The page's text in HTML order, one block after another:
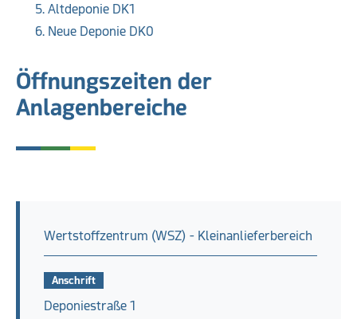
Altdeponie DK1
Neue Deponie DK0
Öffnungszeiten der
Anlagenbereiche
Wertstoffzentrum (WSZ) - Kleinanlieferbereich
Anschrift
Deponiestraße 1